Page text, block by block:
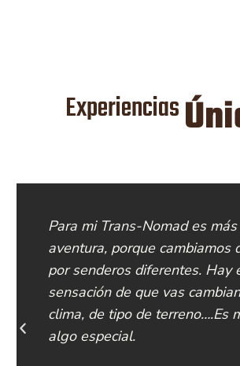
Experiencias
Para mi Trans-Nomad es
aventura, porque cambiamos
por senderos diferentes. Hay
sensación de que vas
clima, de tipo de terreno….Es
algo especial.